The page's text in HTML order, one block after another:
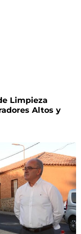
Limpieza
Altos y